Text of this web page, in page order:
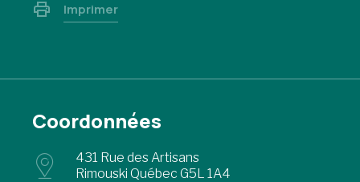
Imprimer
Coordonnées
431 Rue des Artisans
Rimouski Québec G5L 1A4